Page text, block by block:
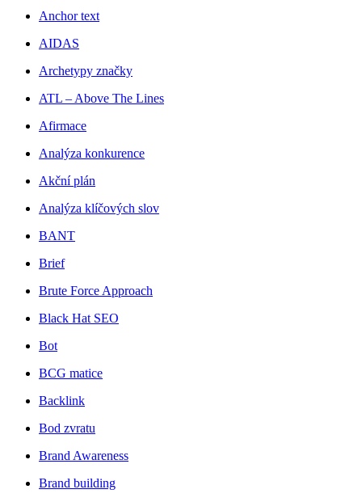
Anchor text
AIDAS
Archetypy značky
ATL – Above The Lines
Afirmace
Analýza konkurence
Akční plán
Analýza klíčových slov
BANT
Brief
Brute Force Approach
Black Hat SEO
Bot
BCG matice
Backlink
Bod zvratu
Brand Awareness
Brand building